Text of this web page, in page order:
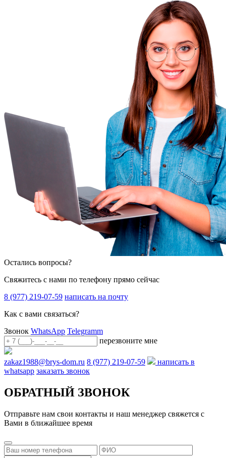
Остались вопросы?
Свяжитесь с нами по телефону прямо сейчас
8 (977) 219-07-59 написать на почту
Как с вами связаться?
Звонок WhatsApp Telegramm
перезвоните мне
zakaz1988@brys-dom.ru 8 (977) 219-07-59
написать в
whatsapp заказать звонок
ОБРАТНЫЙ ЗВОНОК
Отправьте нам свои контакты и наш менеджер свяжется с
Вами в ближайшее время